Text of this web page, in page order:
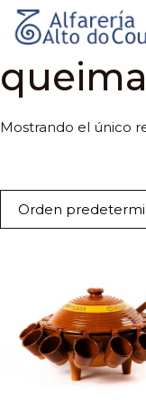
Saltar
contenido
Mostrando el único